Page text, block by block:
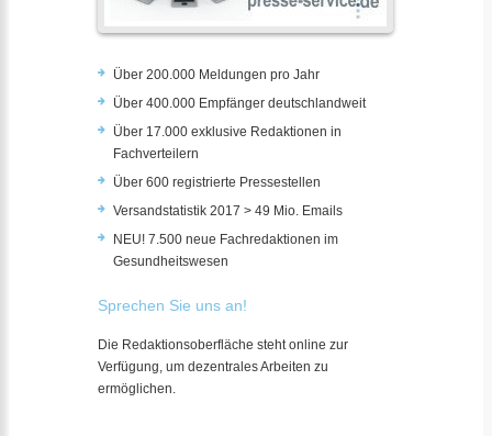
Über 200.000 Meldungen pro Jahr
Über 400.000 Empfänger deutschlandweit
Über 17.000 exklusive Redaktionen in
Fachverteilern
Über 600 registrierte Pressestellen
Versandstatistik 2017 > 49 Mio. Emails
NEU! 7.500 neue Fachredaktionen im
Gesundheitswesen
Sprechen Sie uns an!
Die Redaktionsoberfläche steht online zur
Verfügung, um dezentrales Arbeiten zu
ermöglichen.